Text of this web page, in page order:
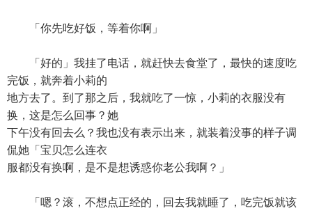
「你先吃好饭，等着你啊」
「好的」我挂了电话，就赶快去食堂了，最快的速度吃
完饭，就奔着小莉的
地方去了。到了那之后，我就吃了一惊，小莉的衣服没有
换，这是怎么回事？她
下午没有回去么？我也没有表示出来，就装着没事的样子调
侃她「宝贝怎么连衣
服都没有换啊，是不是想诱惑你老公我啊？」
「嗯？滚，不想点正经的，回去我就睡了，吃完饭就该